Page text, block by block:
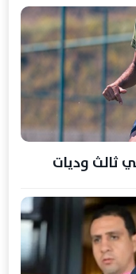
ثالث وديات